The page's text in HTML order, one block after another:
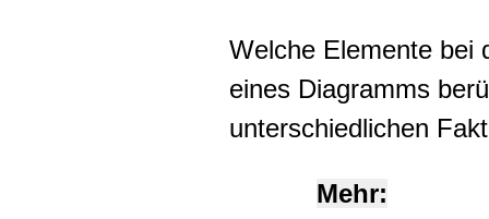
Welche Elemente bei
eines Diagramms
unterschiedlichen
Mehr: